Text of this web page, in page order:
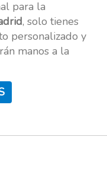
para la
, solo tienes
personalizado y
manos a la